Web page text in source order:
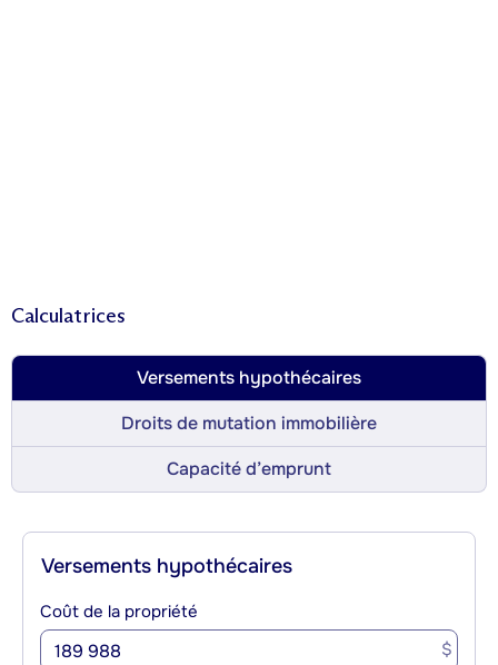
Calculatrices
Versements hypothécaires
Droits de mutation immobilière
Capacité d’emprunt
Versements hypothécaires
Coût de la propriété
$